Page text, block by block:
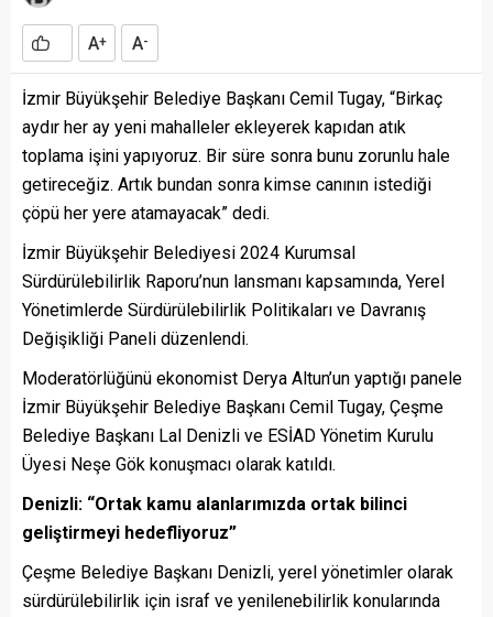
A+ A-
İzmir Büyükşehir Belediye Başkanı Cemil Tugay, “Birkaç
aydır her ay yeni mahalleler ekleyerek kapıdan atık
toplama işini yapıyoruz. Bir süre sonra bunu zorunlu hale
getireceğiz. Artık bundan sonra kimse canının istediği
çöpü her yere atamayacak” dedi.
İzmir Büyükşehir Belediyesi 2024 Kurumsal
Sürdürülebilirlik Raporu’nun lansmanı kapsamında, Yerel
Yönetimlerde Sürdürülebilirlik Politikaları ve Davranış
Değişikliği Paneli düzenlendi.
Moderatörlüğünü ekonomist Derya Altun’un yaptığı panele
İzmir Büyükşehir Belediye Başkanı Cemil Tugay, Çeşme
Belediye Başkanı Lal Denizli ve ESİAD Yönetim Kurulu
Üyesi Neşe Gök konuşmacı olarak katıldı.
Denizli: “Ortak kamu alanlarımızda ortak bilinci
geliştirmeyi hedefliyoruz”
Çeşme Belediye Başkanı Denizli, yerel yönetimler olarak
sürdürülebilirlik için israf ve yenilenebilirlik konularında